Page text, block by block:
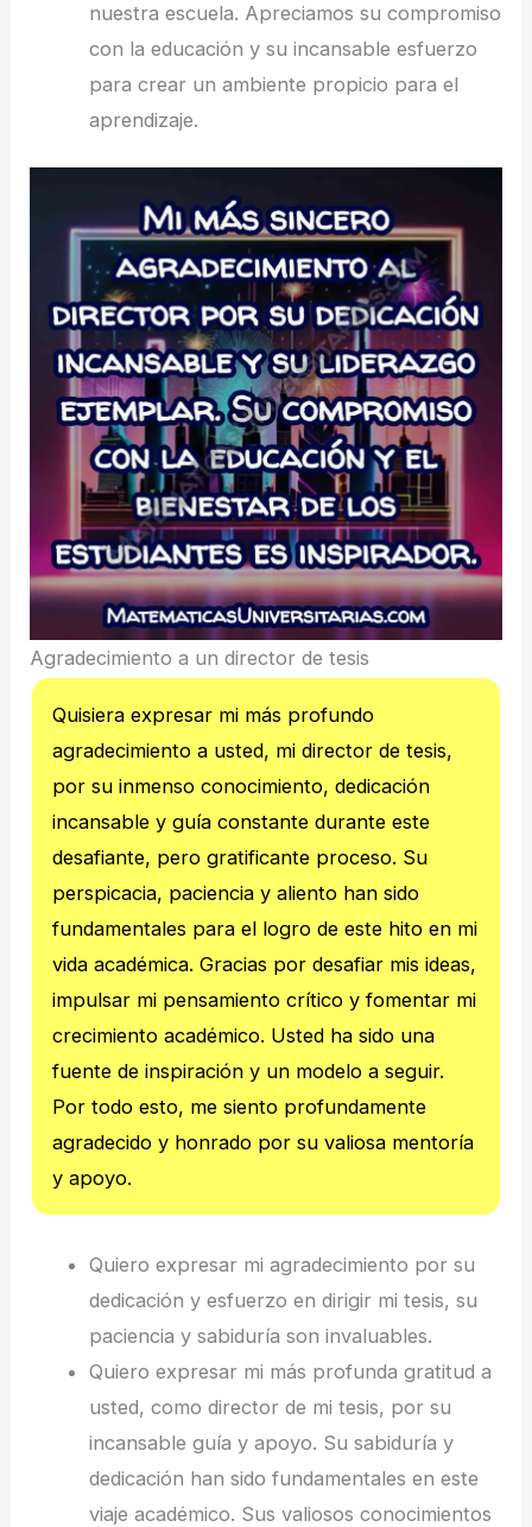
nuestra escuela. Apreciamos su compromiso
con la educación y su incansable esfuerzo
para crear un ambiente propicio para el
aprendizaje.
Agradecimiento a un director de tesis
Quisiera expresar mi más profundo
agradecimiento a usted, mi director de tesis,
por su inmenso conocimiento, dedicación
incansable y guía constante durante este
desafiante, pero gratificante proceso. Su
perspicacia, paciencia y aliento han sido
fundamentales para el logro de este hito en mi
vida académica. Gracias por desafiar mis ideas,
impulsar mi pensamiento crítico y fomentar mi
crecimiento académico. Usted ha sido una
fuente de inspiración y un modelo a seguir.
Por todo esto, me siento profundamente
agradecido y honrado por su valiosa mentoría
y apoyo.
Quiero expresar mi agradecimiento por su
dedicación y esfuerzo en dirigir mi tesis, su
paciencia y sabiduría son invaluables.
Quiero expresar mi más profunda gratitud a
usted, como director de mi tesis, por su
incansable guía y apoyo. Su sabiduría y
dedicación han sido fundamentales en este
viaje académico. Sus valiosos conocimientos